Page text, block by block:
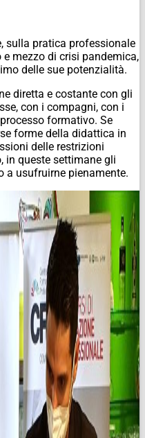
sulla pratica professionale
mezzo di crisi pandemica,
delle sue potenzialità.
diretta e costante con gli
con i compagni, con i
formativo. Se
forme della didattica in
delle restrizioni
in queste settimane gli
a usufruirne pienamente.